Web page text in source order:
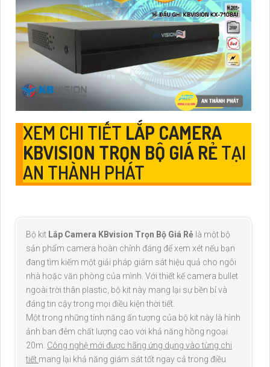
XEM CHI TIẾT LẮP CAMERA
KBVISION TRỌN BỘ GIÁ RẺTẠI
AN THÀNH PHÁT
Bộ kit Lắp Camera KBvision Trọn Bộ Giá Rẻ là một bộ
sản phẩm camera hoàn chỉnh đáng để xem xét nếu bạn
đang tìm kiếm một giải pháp giám sát hiệu quả cho ngôi
nhà hoặc văn phòng của mình. Với thiết kế camera bullet
ngoài trời thân plastic, bộ kit này mang lại sự bền bỉ và
đáng tin cậy trong mọi điều kiện thời tiết.
Một trong những tính năng ấn tượng của bộ kit này là hình
ảnh ban đêm chất lượng cao với khả năng hồng ngoại
20m. Công nghệ mới được hãng ứng dụng vào từng chi
tiết mang lại khả năng giám sát tốt ngay cả trong điều